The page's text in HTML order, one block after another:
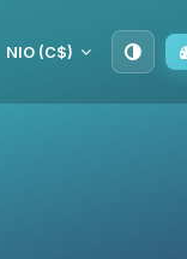
NIO (C$)